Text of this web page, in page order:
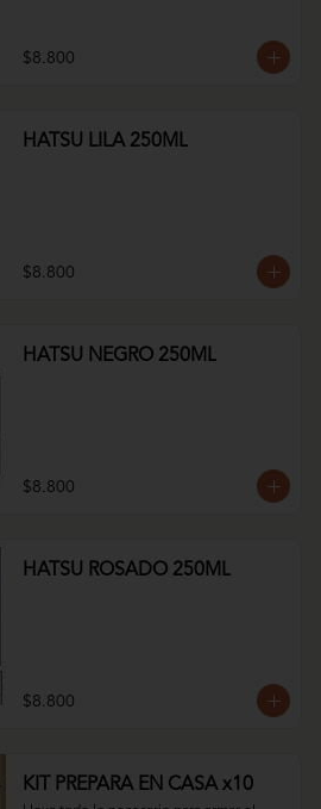
$8.800
HATSU LILA 250ML
$8.800
HATSU NEGRO 250ML
$8.800
HATSU ROSADO 250ML
$8.800
KIT PREPARA EN CASA x10